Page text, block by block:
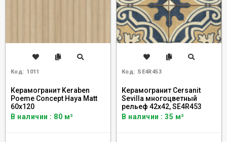
Код: 1011
Керамогранит Keraben
Poeme Concept Haya Matt
60x120
В наличии : 80 м²
Код: SE4R453
Керамогранит Cersanit
Sevilla многоцветный
рельеф 42x42, SE4R453
В наличии : 35 м²